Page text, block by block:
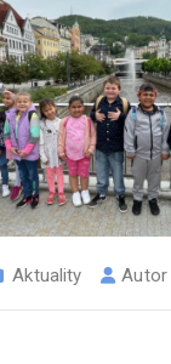
Aktuality Autor